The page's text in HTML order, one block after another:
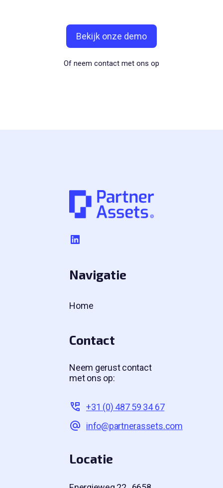
Bekijk onze demo
Of neem contact met ons op
LinkedIn
Navigatie
Home
Contact
Neem gerust contact
met ons op:
+31 (0) 487 59 34 67
info@partnerassets.com
Locatie